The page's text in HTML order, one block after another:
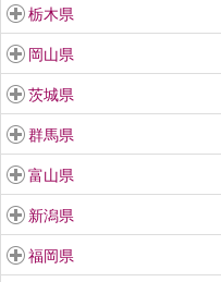
栃木県
岡山県
茨城県
群馬県
富山県
新潟県
福岡県